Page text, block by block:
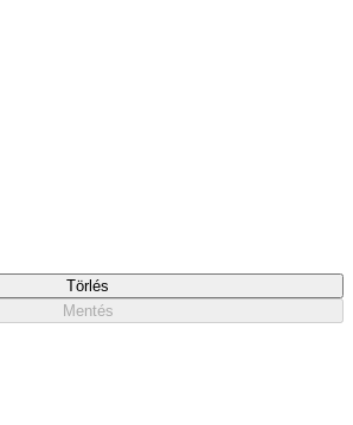
Törlés
Mentés